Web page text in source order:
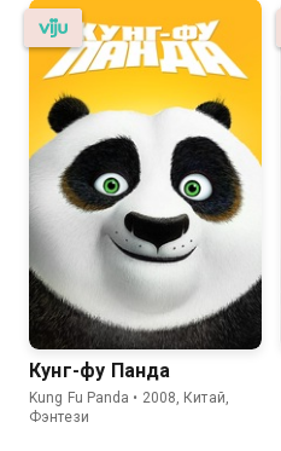
Кунг-фу Панда
Kung Fu Panda • 2008, Китай,
Фэнтези